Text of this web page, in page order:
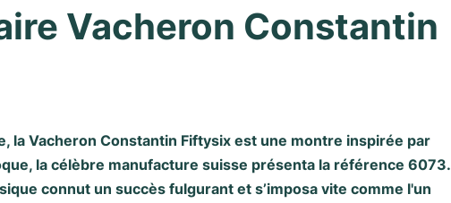
Vacheron Constantin
la Vacheron Constantin Fiftysix est une montre inspirée par
la célèbre manufacture suisse présenta la référence 6073.
connut un succès fulgurant et s’imposa vite comme l'un